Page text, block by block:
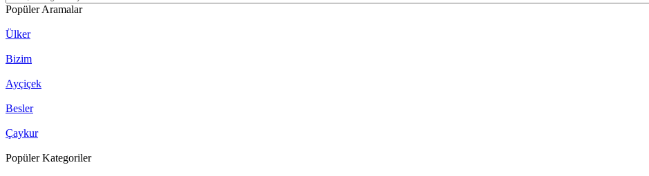
Popüler Aramalar
Ülker
Bizim
Ayçiçek
Besler
Çaykur
Popüler Kategoriler